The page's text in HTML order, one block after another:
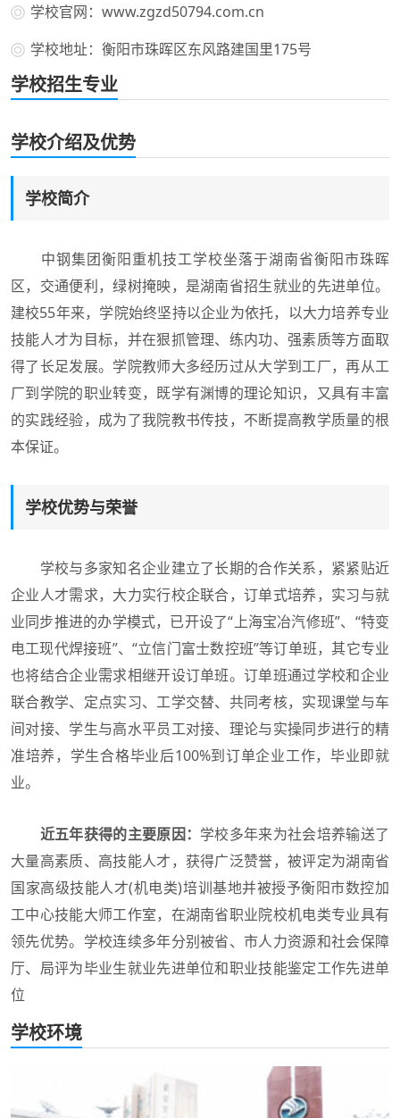
学校官网：www.zgzd50794.com.cn
学校地址：衡阳市珠晖区东风路建国里175号
学校招生专业
学校介绍及优势
学校简介
中钢集团衡阳重机技工学校坐落于湖南省衡阳市珠晖
区，交通便利，绿树掩映，是湖南省招生就业的先进单位。
建校55年来，学院始终坚持以企业为依托，以大力培养专业
技能人才为目标，并在狠抓管理、练内功、强素质等方面取
得了长足发展。学院教师大多经历过从大学到工厂，再从工
厂到学院的职业转变，既学有渊博的理论知识，又具有丰富
的实践经验，成为了我院教书传技，不断提高教学质量的根
本保证。
学校优势与荣誉
学校与多家知名企业建立了长期的合作关系，紧紧贴近
企业人才需求，大力实行校企联合，订单式培养，实习与就
业同步推进的办学模式，已开设了“上海宝冶汽修班”、“特变
电工现代焊接班”、“立信门富士数控班”等订单班，其它专业
也将结合企业需求相继开设订单班。订单班通过学校和企业
联合教学、定点实习、工学交替、共同考核，实现课堂与车
间对接、学生与高水平员工对接、理论与实操同步进行的精
准培养，学生合格毕业后100%到订单企业工作，毕业即就
业。
近五年获得的主要原因： 学校多年来为社会培养输送了
大量高素质、高技能人才，获得广泛赞誉，被评定为湖南省
国家高级技能人才(机电类)培训基地并被授予衡阳市数控加
工中心技能大师工作室，在湖南省职业院校机电类专业具有
领先优势。学校连续多年分别被省、市人力资源和社会保障
厅、局评为毕业生就业先进单位和职业技能鉴定工作先进单
位
学校环境